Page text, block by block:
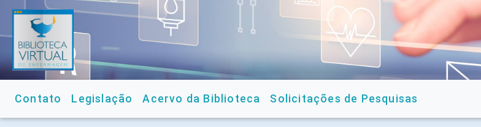
Contato Legislação Acervo da Biblioteca Solicitações de Pesquisas